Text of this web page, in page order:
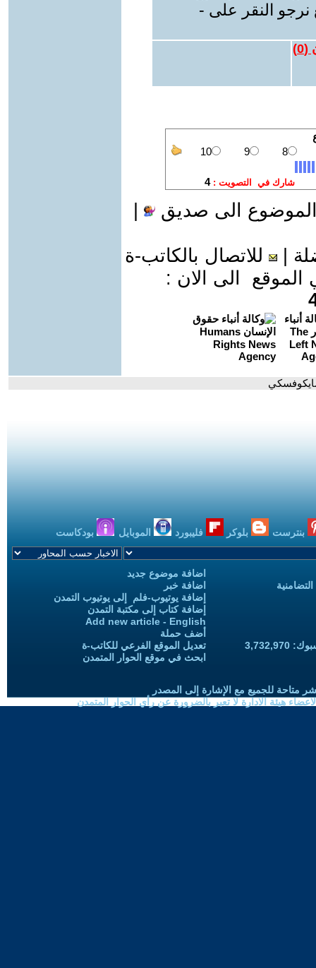
نرجو النقر على -
(
0
)
الى صديق
للاتصال بالكاتب-ة
الى الان :
بنترست بلوكر فليبورد الموبايل بودكاست
اضافة موضوع جديد
اضافة خبر
إضافة يوتيوب-فلم إلى يوتيوب التمدن
إضافة كتاب إلى مكتبة التمدن
Add new article - English
أضف حملة
تعديل الموقع الفرعي للكاتب-ة
ابحث في موقع الحوار المتمدن
متاحة للجميع مع الإشارة إلى المصدر
هيئة الادارة لا تعبر بالضرورة عن رأي الحوار المتمدن